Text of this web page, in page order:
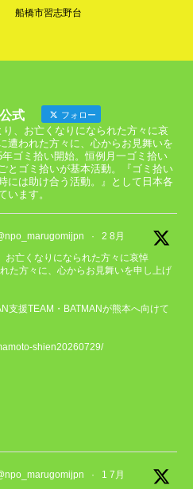
船橋市習志野台
式 フォロー
、お亡くなりになられた方々に哀
遭われた方々に、心からお見舞いを
ゴミ拾い開始。恒例月一ゴミ拾い
とゴミ拾いが基本活動。『ゴミ拾い
には助け合う活動。』として日本各
います。
·
2 8月
お亡くなりになられた方々に哀悼
た方々に、心からお見舞いを申し上げ
支援TEAM・BATMANが熊本へ向けて
shien20260729/
·
1 7月